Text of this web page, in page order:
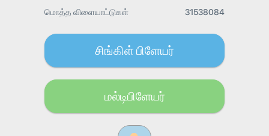
மொத்த விளையாட்டுகள் 31538084
சிங்கிள் பிளேயர்
மல்டிபிளேயர்